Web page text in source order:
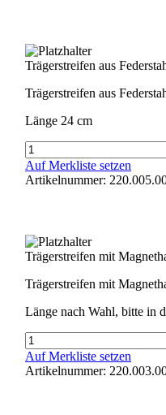
Trägerstreifen aus
Trägerstreifen aus
Länge 24 cm
Trägerstreifen
aus
Federstahl
Auf Merkliste setzen
Artikelnummer:
Trägerstreifen mit
Trägerstreifen mit
Länge nach Wahl, bitte in
Trägerstreifen
mit
Magnethaftung
Auf Merkliste setzen
Artikelnummer: